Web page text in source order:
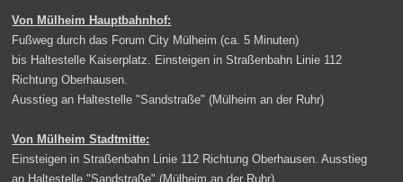
Von Mülheim Hauptbahnhof:
Fußweg durch das Forum City Mülheim (ca. 5 Minuten)
bis Haltestelle Kaiserplatz. Einsteigen in Straßenbahn Linie 112
Richtung Oberhausen.
Ausstieg an Haltestelle "Sandstraße" (Mülheim an der Ruhr)
Von Mülheim Stadtmitte:
Einsteigen in Straßenbahn Linie 112 Richtung Oberhausen. Ausstieg
an Haltestelle "Sandstraße" (Mülheim an der Ruhr)